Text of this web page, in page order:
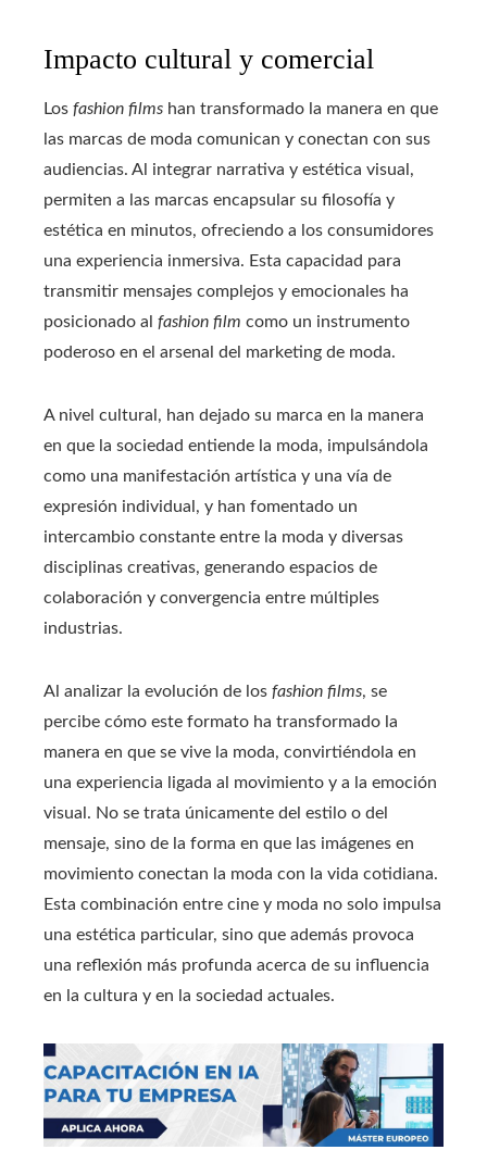
Impacto cultural y comercial
Los fashion films han transformado la manera en que
las marcas de moda comunican y conectan con sus
audiencias. Al integrar narrativa y estética visual,
permiten a las marcas encapsular su filosofía y
estética en minutos, ofreciendo a los consumidores
una experiencia inmersiva. Esta capacidad para
transmitir mensajes complejos y emocionales ha
posicionado al fashion film como un instrumento
poderoso en el arsenal del marketing de moda.
A nivel cultural, han dejado su marca en la manera
en que la sociedad entiende la moda, impulsándola
como una manifestación artística y una vía de
expresión individual, y han fomentado un
intercambio constante entre la moda y diversas
disciplinas creativas, generando espacios de
colaboración y convergencia entre múltiples
industrias.
Al analizar la evolución de los fashion films, se
percibe cómo este formato ha transformado la
manera en que se vive la moda, convirtiéndola en
una experiencia ligada al movimiento y a la emoción
visual. No se trata únicamente del estilo o del
mensaje, sino de la forma en que las imágenes en
movimiento conectan la moda con la vida cotidiana.
Esta combinación entre cine y moda no solo impulsa
una estética particular, sino que además provoca
una reflexión más profunda acerca de su influencia
en la cultura y en la sociedad actuales.